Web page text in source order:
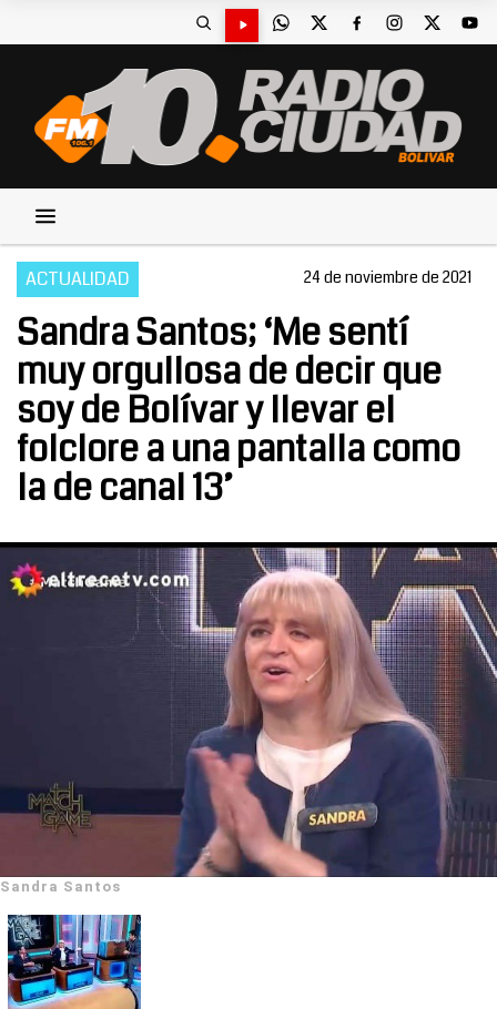
ACTUALIDAD 24 de noviembre de 2021
Sandra Santos; ‘Me sentí
muy orgullosa de decir que
soy de Bolívar y llevar el
folclore a una pantalla como
la de canal 13’
Sandra Santos